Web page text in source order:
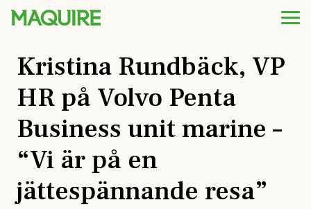
Kristina Rundbäck, VP
HR på Volvo Penta
Business unit marine –
“Vi är på en
jättespännande resa”